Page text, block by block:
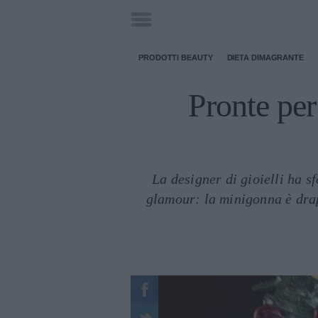
PRODOTTI BEAUTY DIETA DIMAGRANTE
Pronte
La designer di gioielli ha
glamour: la minigonna è